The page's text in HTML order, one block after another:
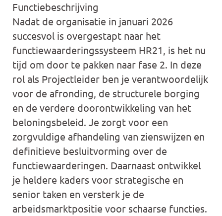
Functiebeschrijving
Nadat de organisatie in januari 2026
succesvol is overgestapt naar het
functiewaarderingssysteem HR21, is het nu
tijd om door te pakken naar fase 2. In deze
rol als Projectleider ben je verantwoordelijk
voor de afronding, de structurele borging
en de verdere doorontwikkeling van het
beloningsbeleid. Je zorgt voor een
zorgvuldige afhandeling van zienswijzen en
definitieve besluitvorming over de
functiewaarderingen. Daarnaast ontwikkel
je heldere kaders voor strategische en
senior taken en versterk je de
arbeidsmarktpositie voor schaarse functies.